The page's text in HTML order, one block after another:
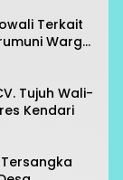
Terkait
Warga
Tujuh Wali-
Kendari